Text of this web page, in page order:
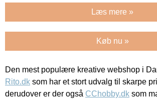
Læs mere »
Køb nu »
Den mest populære kreative webshop i
Rito.dk som har et stort udvalg til skarpe
derudover er der også CChobby.dk som